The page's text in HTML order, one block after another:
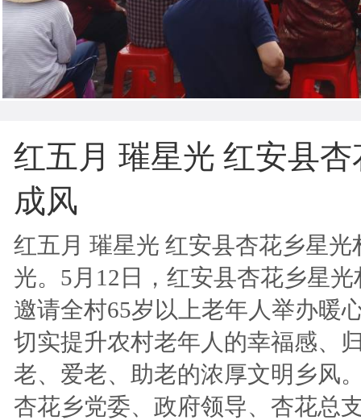
红五月 璀星光 红安县
成风
红五月 璀星光 红安县杏花乡星
光。5月12日，红安县杏花乡星
邀请全村65岁以上老年人举办暖
切实提升农村老年人的幸福感、
老、爱老、助老的浓厚文明乡风
杏花乡党委、政府领导、杏花总